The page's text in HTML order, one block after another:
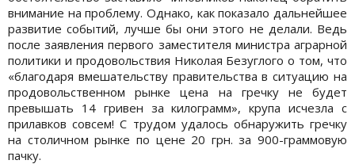
внимание на проблему. Однако, как показало дальнейшее
развитие событий, лучше бы они этого не делали. Ведь
после заявления первого заместителя министра аграрной
политики и продовольствия Николая Безуглого о том, что
«благодаря вмешательству правительства в ситуацию на
продовольственном рынке цена на гречку не будет
превышать 14 гривен за килограмм», крупа исчезла с
прилавков совсем! С трудом удалось обнаружить гречку
на столичном рынке по цене 20 грн. за 900-граммовую
пачку.